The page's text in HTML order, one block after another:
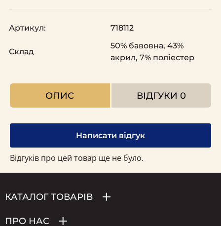
Артикул: 718112
Склад
50% бавовна, 43%
акрил, 7% поліестер
ОПИС ВІДГУКИ 0
Написати відгук
Відгуків про цей товар ще не було.
КАТАЛОГ ТОВАРІВ
ПРО НАС